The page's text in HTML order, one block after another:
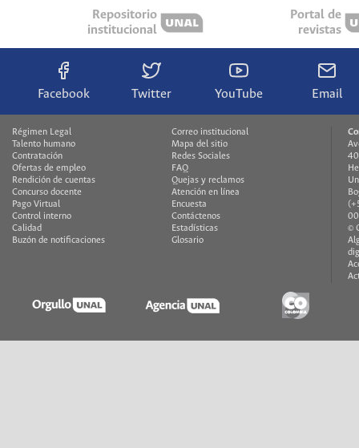
Repositorio
institucional
Portal de
revistas
Facebook Twitter YouTube Email
Régimen Legal
Talento humano
Contratación
Ofertas de empleo
Rendición de cuentas
Concurso docente
Pago Virtual
Control interno
Calidad
Buzón de notificaciones
Correo institucional
Mapa del sitio
Redes Sociales
FAQ
Quejas y reclamos
Atención en línea
Encuesta
Contáctenos
Estadísticas
Glosario
©